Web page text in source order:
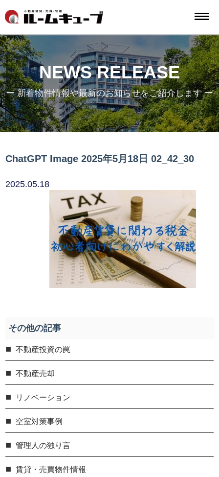
NEWS RELEASE
ー 新着物件情報や最新のお知らせをご紹介します ー
ChatGPT Image 2025年5月18日 02_42_30
2025.05.18
その他の記事
不動産投資の罠
不動産売却
リノベーション
空室対策事例
管理人の独り言
賃貸・売買物件情報